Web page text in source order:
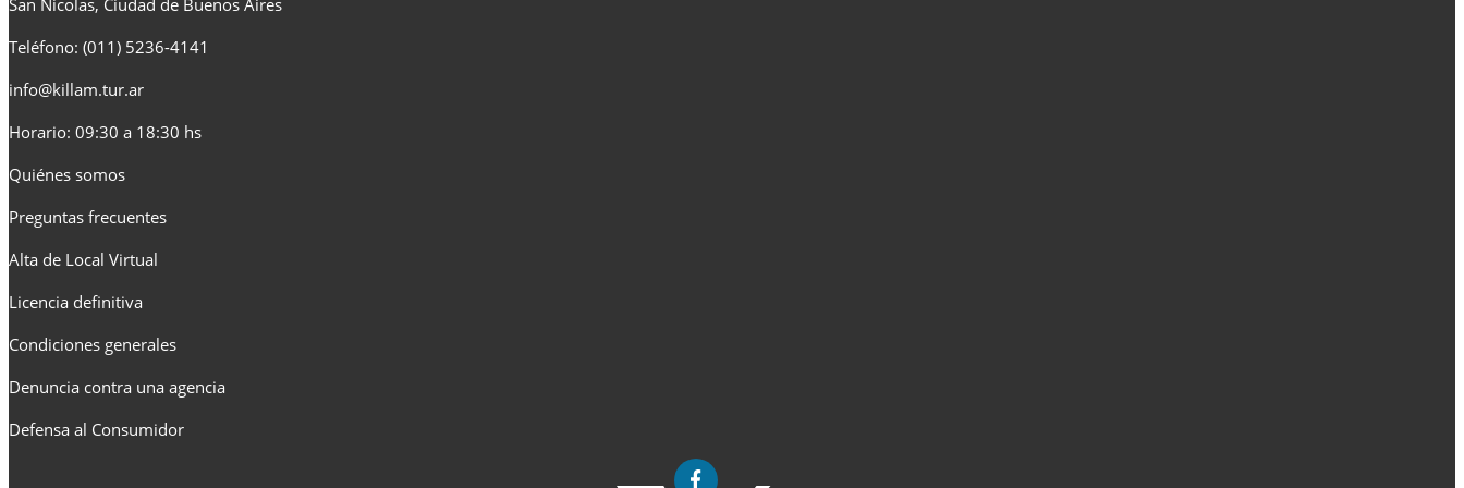
Teléfono: (011) 5236-4141
info@killam.tur.ar
Horario: 09:30 a 18:30 hs
Quiénes somos
Preguntas frecuentes
Alta de Local Virtual
Licencia definitiva
Condiciones generales
Denuncia contra una agencia
Defensa al Consumidor